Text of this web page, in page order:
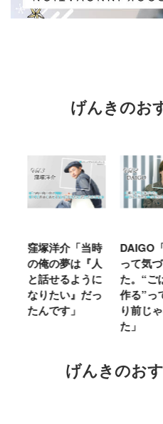
げんきのお
洋介「当時
の夢は『人
せるように
たい』だっ
です」
DAIGO「親にな
って気づい
た。“ごはんを
作る”って当た
り前じゃなかっ
げんきのお